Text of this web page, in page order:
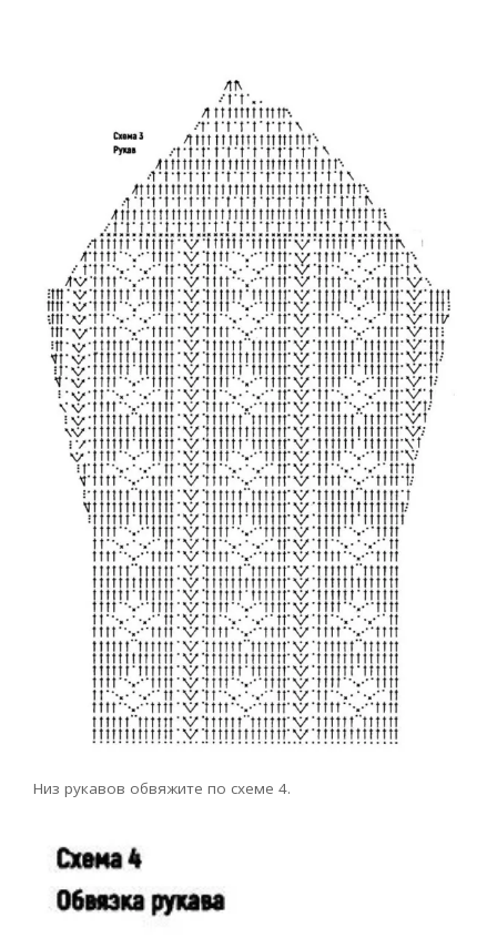
Низ рукавов обвяжите по схеме 4.